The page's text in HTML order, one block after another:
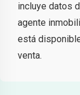
incluye datos
agente
está
venta.